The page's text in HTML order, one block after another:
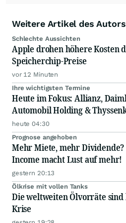
Weitere Artikel des Autors
Schlechte Aussichten
Apple drohen höhere Kosten
Speicherchip-Preise
vor 12 Minuten
Ihre wichtigsten Termine
Heute im Fokus: Allianz,
Automobil Holding &
heute 04:30
Prognose angehoben
Mehr Miete, mehr
Income macht Lust auf mehr!
gestern 20:13
Ölkrise mit vollen Tanks
Die weltweiten Ölvorräte
Krise